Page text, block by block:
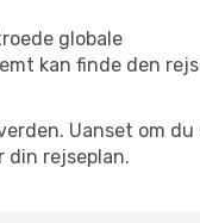
globale
kan finde den
Uanset om du
din rejseplan.